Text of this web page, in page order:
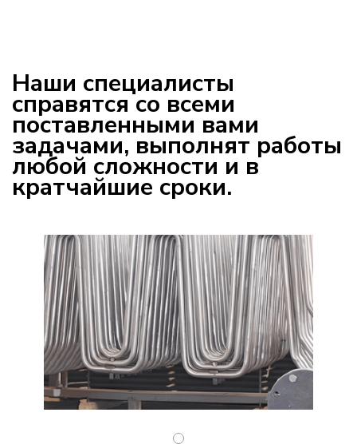
Наши специалисты
справятся со всеми
поставленными вами
задачами, выполнят работы
любой сложности и в
кратчайшие сроки.